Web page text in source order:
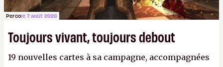
Percole 7 août 2026
Toujours vivant, toujours debout
19 nouvelles cartes à sa campagne, accompagnées